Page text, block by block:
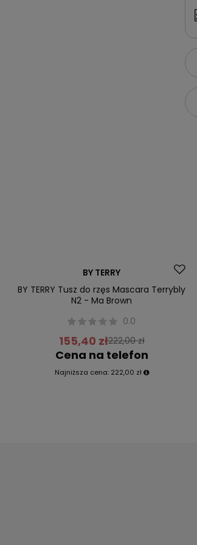
BY TERRY
BY TERRY Tusz do rzęs Mascara Terrybly
N2 - Ma Brown
0.0
155,40 zł222,00 zł
Cena na telefon
Najniższa cena: 222,00 zł